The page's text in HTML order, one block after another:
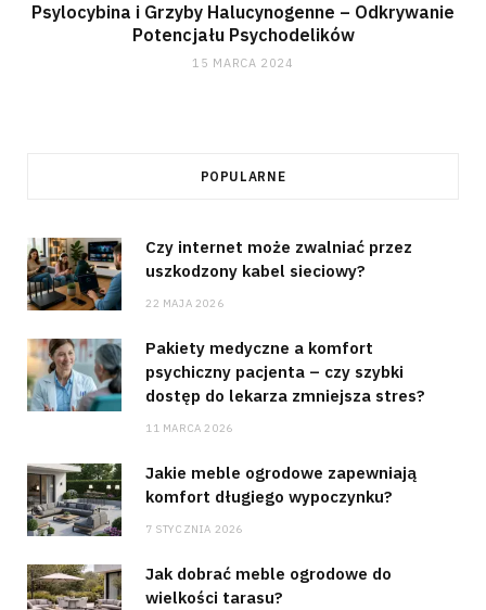
Psylocybina i Grzyby Halucynogenne – Odkrywanie
Potencjału Psychodelików
15 MARCA 2024
POPULARNE
Czy internet może zwalniać przez
uszkodzony kabel sieciowy?
22 MAJA 2026
Pakiety medyczne a komfort
psychiczny pacjenta – czy szybki
dostęp do lekarza zmniejsza stres?
11 MARCA 2026
Jakie meble ogrodowe zapewniają
komfort długiego wypoczynku?
7 STYCZNIA 2026
Jak dobrać meble ogrodowe do
wielkości tarasu?